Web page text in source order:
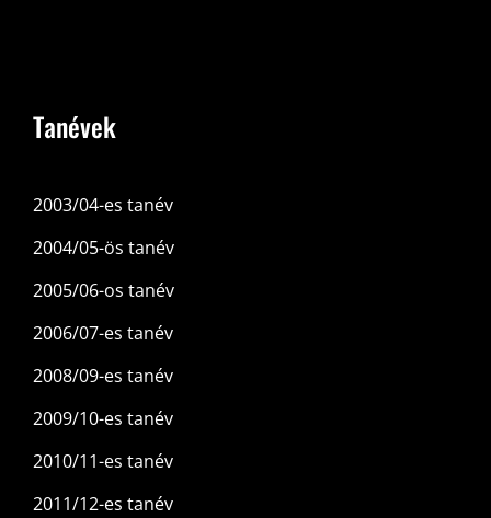
Tanévek
2003/04-es tanév
2004/05-ös tanév
2005/06-os tanév
2006/07-es tanév
2008/09-es tanév
2009/10-es tanév
2010/11-es tanév
2011/12-es tanév